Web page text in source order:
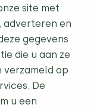
site met
adverteren en
gegevens
die u aan ze
op
De
u een